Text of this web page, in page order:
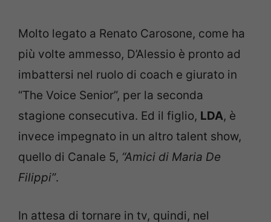
Molto legato a Renato Carosone, come ha
più volte ammesso, D’Alessio è pronto ad
imbattersi nel ruolo di coach e giurato in
“The Voice Senior”, per la seconda
stagione consecutiva. Ed il figlio, LDA, è
invece impegnato in un altro talent show,
quello di Canale 5, “Amici di Maria De
Filippi”.
In attesa di tornare in tv, quindi, nel